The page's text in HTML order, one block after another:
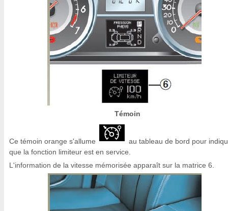
Témoin
Ce témoin orange s'allume
au tableau de bord pour
que la fonction limiteur est en service.
L'information de la vitesse mémorisée apparaît sur la matrice 6.